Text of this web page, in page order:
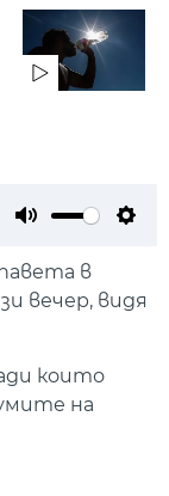
в
вечер, видя
които
на